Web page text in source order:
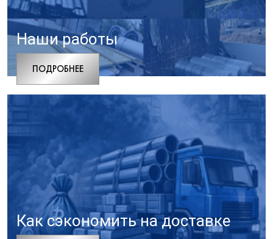
Наши работы
ПОДРОБНЕЕ
Как сэкономить на доставке